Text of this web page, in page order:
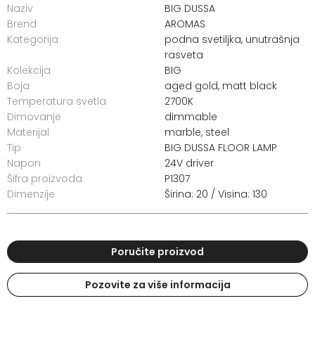
Naziv
BIG DUSSA
Brend
AROMAS
Kategorija
podna svetiljka, unutrašnja
rasveta
Kolekcija
BIG
Boja
aged gold, matt black
Temperatura svetla
2700K
Dimovanje
dimmable
Materijal
marble, steel
Tip
BIG DUSSA FLOOR LAMP
Napon
24V driver
Šifra proizvoda
P1307
Dimenzije
Širina: 20 / Visina: 130
Poručite proizvod
Pozovite za više informacija